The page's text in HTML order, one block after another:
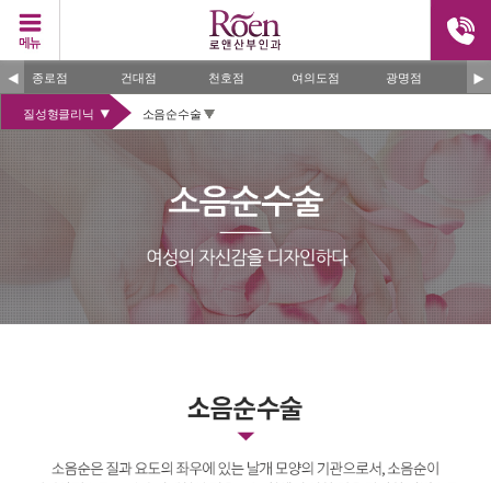
건대점 천호점 여의도점 광명점 일산점
질성형클리닉 소음순수술